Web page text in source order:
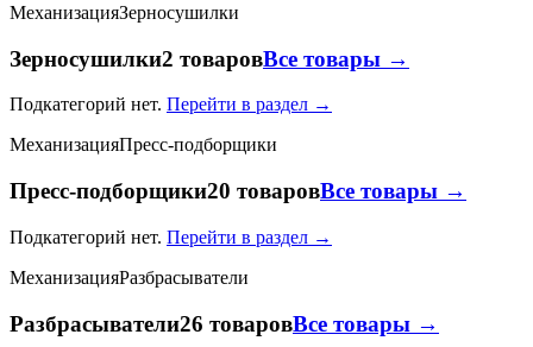
МеханизацияЗерносушилки
Зерносушилки2 товаровВсе товары →
Подкатегорий нет. Перейти в раздел →
МеханизацияПресс-подборщики
Пресс-подборщики20 товаровВсе товары →
Подкатегорий нет. Перейти в раздел →
МеханизацияРазбрасыватели
Разбрасыватели26 товаровВсе товары →